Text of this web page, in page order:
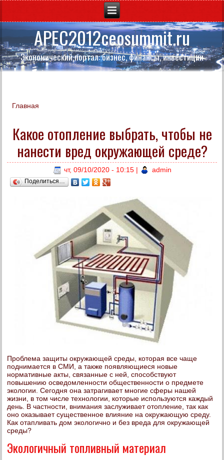
APEC2012ceosummit.ru
Экономический портал: бизнес, финансы, инвестиции
Вы здесь
Главная
Какое отопление выбрать, чтобы не
нанести вред окружающей среде?
чт, 09/10/2020 - 10:15| admin
Поделиться…
Проблема защиты окружающей среды, которая все чаще
поднимается в СМИ, а также появляющиеся новые
нормативные акты, связанные с ней, способствуют
повышению осведомленности общественности о предмете
экологии. Сегодня она затрагивает многие сферы нашей
жизни, в том числе технологии, которые используются каждый
день. В частности, внимания заслуживает отопление, так как
оно оказывает существенное влияние на окружающую среду.
Как отапливать дом экологично и без вреда для окружающей
среды?
Экологичный топливный материал